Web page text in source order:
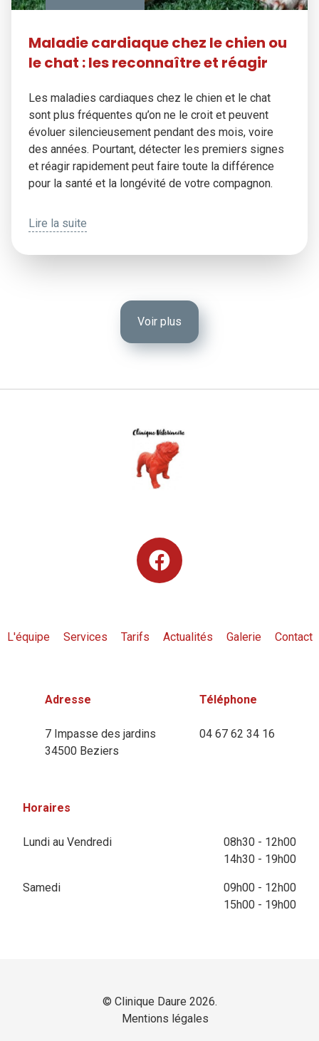
Maladie cardiaque chez le chien ou
le chat : les reconnaître et réagir
Les maladies cardiaques chez le chien et le chat
sont plus fréquentes qu’on ne le croit et peuvent
évoluer silencieusement pendant des mois, voire
des années. Pourtant, détecter les premiers signes
et réagir rapidement peut faire toute la différence
pour la santé et la longévité de votre compagnon.
Lire la suite
Voir plus
L'équipe Services Tarifs Actualités Galerie Contact
Adresse
7 Impasse des jardins
34500 Beziers
Téléphone
04 67 62 34 16
Horaires
Lundi au Vendredi
08h30 - 12h00
14h30 - 19h00
Samedi
09h00 - 12h00
15h00 - 19h00
© Clinique Daure 2026.
Mentions légales